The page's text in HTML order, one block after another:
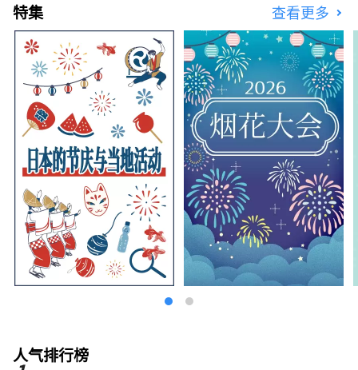
以欣赏车窗外的风景。 [中部的名胜] 大槌町拥
有被町民昵称为“葫芦岛”的蓬莱岛，釜石市则
拥有日本现存最古老的西式高炉、被登录为世界
遗产的桥野铁矿。大海和山。 此外，舞虎、舞
鹿等当地表演艺术在该地区很受欢迎，您可以在
活动和节日中体验世代相传的传统。 【南方名
胜】 大船渡市有可以欣赏里亚海岸线多样风景
的“五石海岸”，陆前高田市有宣传海啸受害事
实和教训的“东日本大地震海啸历史馆”，住田
市有镇上有日本最大的景点之一，有许多地方可
以体验该地区独特的自然和文化，例如泷坎洞
（Takikan Cave），这是一个石灰岩洞穴，洞
内有瀑布。 在这里，您可以享受雄伟自然的恩
赐，同时也可以学习与自然威胁共存的智慧和教
训。 我们期待在那里见到您。
特集 查看更多
人气排行榜